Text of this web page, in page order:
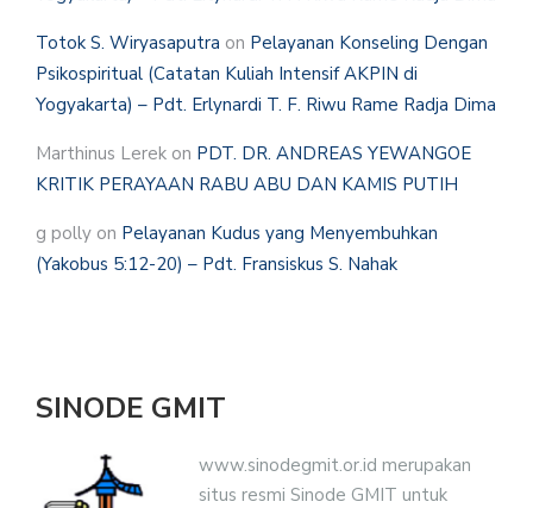
Totok S. Wiryasaputra on Pelayanan Konseling Dengan
Psikospiritual (Catatan Kuliah Intensif AKPIN di
Yogyakarta) – Pdt. Erlynardi T. F. Riwu Rame Radja Dima
Marthinus Lerek on PDT. DR. ANDREAS YEWANGOE
KRITIK PERAYAAN RABU ABU DAN KAMIS PUTIH
g polly on Pelayanan Kudus yang Menyembuhkan
(Yakobus 5:12-20) – Pdt. Fransiskus S. Nahak
SINODE GMIT
www.sinodegmit.or.id merupakan
situs resmi Sinode GMIT untuk